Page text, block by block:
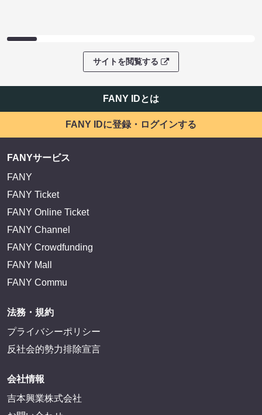
サイトを閲覧する
FANY IDとは
FANY IDに登録・ログインする
FANYサービス
FANY
FANY Ticket
FANY Online Ticket
FANY Channel
FANY Crowdfunding
FANY Mall
FANY Commu
法務・規約
プライバシーポリシー
反社会的勢力排除宣言
会社情報
吉本興業株式会社